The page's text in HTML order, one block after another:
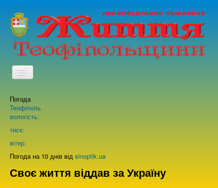
TPL_PROTOSTAR_TOGGLE_MENU
Про нас
Зворотній зв'язок
Погода
Теофіполь
вологість:
тиск:
вітер:
Погода на 10 днів від sinoptik.ua
Своє життя віддав за Україну